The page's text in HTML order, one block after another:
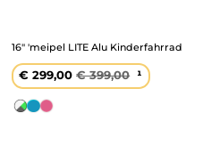
16" 'meipel LITE Alu Kinderfahrrad
Verkaufspreis
€ 299,00Regulärer
Preis
€ 399,00 ¹
Weiß
Aqua
Pink